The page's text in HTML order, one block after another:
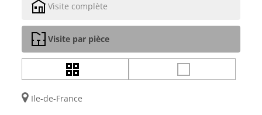
Visite complète
Visite par pièce
Ile-de-France